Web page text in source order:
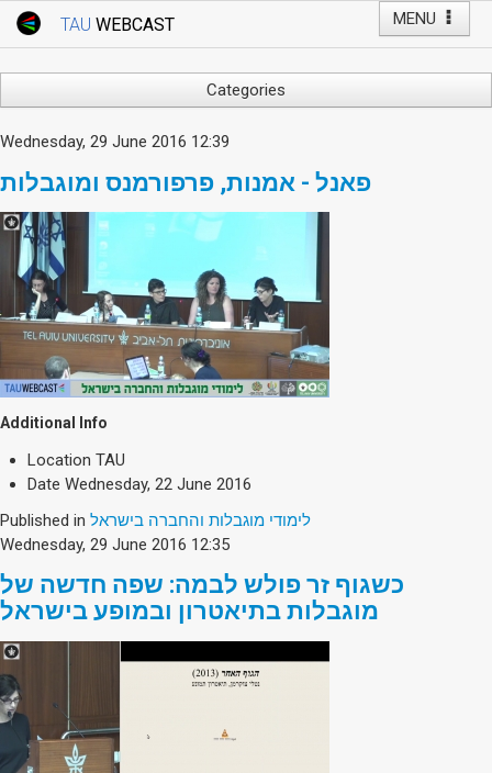
MENU
TAU WEBCAST
Webcast: Courses
Events
Live Webcast
TAU General Events
Faculty Events
YouTube Channel
Categories
Business & Management
Computers
Education
Faculty Events
Faculty of Law
History
Humanities
Lecture Series
Live Webcast
Medicine & Life Sciences
Science
Society & Politics
TAU General
Search
Wednesday, 29 June 2016 12:39
פאנל - אמנות, פרפורמנס ומוגבלות
Additional Info
Location TAU
Date Wednesday, 22 June 2016
Published in לימודי מוגבלות והחברה בישראל
Wednesday, 29 June 2016 12:35
כשגוף זר פולש לבמה: שפה חדשה של
מוגבלות בתיאטרון ובמופע בישראל